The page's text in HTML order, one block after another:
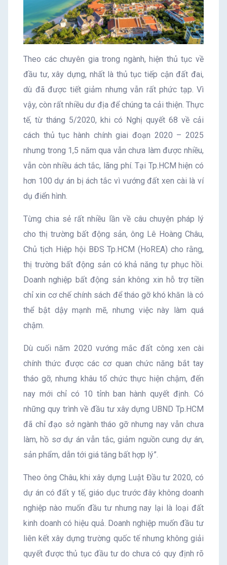
Theo các chuyên gia trong ngành, hiện thủ tục về
đầu tư, xây dựng, nhất là thủ tục tiếp cận đất đai,
dù đã được tiết giảm nhưng vẫn rất phức tạp. Vì
vậy, còn rất nhiều dư địa để chúng ta cải thiện. Thực
tế, từ tháng 5/2020, khi có Nghị quyết 68 về cải
cách thủ tục hành chính giai đoạn 2020 – 2025
nhưng trong 1,5 năm qua vẫn chưa làm được nhiều,
vẫn còn nhiều ách tắc, lãng phí. Tại Tp.HCM hiện có
hơn 100 dự án bị ách tắc vì vướng đất xen cài là ví
dụ điển hình.
Từng chia sẻ rất nhiều lần về câu chuyện pháp lý
cho thị trường bất động sản, ông Lê Hoàng Châu,
Chủ tịch Hiệp hội BĐS Tp.HCM (HoREA) cho rằng,
thị trường bất động sản có khả năng tự phục hồi.
Doanh nghiệp bất động sản không xin hỗ trợ tiền
chỉ xin cơ chế chính sách để tháo gỡ khó khăn là có
thể bật dậy mạnh mẽ, nhưng việc này làm quá
chậm.
Dù cuối năm 2020 vướng mắc đất công xen cài
chính thức được các cơ quan chức năng bắt tay
tháo gỡ, nhưng khâu tổ chức thực hiện chậm, đến
nay mới chỉ có 10 tỉnh ban hành quyết định. Có
những quy trình về đầu tư xây dựng UBND Tp.HCM
đã chỉ đạo sở ngành tháo gỡ nhưng nay vẫn chưa
làm, hồ sơ dự án vẫn tắc, giảm nguồn cung dự án,
sản phẩm, dẫn tới giá tăng bất hợp lý”.
Theo ông Châu, khi xây dựng Luật Đầu tư 2020, có
dự án có đất y tế, giáo dục trước đây không doanh
nghiệp nào muốn đầu tư nhưng nay lại là loại đất
kinh doanh có hiệu quả. Doanh nghiệp muốn đầu tư
liên kết xây dựng trường quốc tế nhưng không giải
quyết được thủ tục đầu tư do chưa có quy định rõ